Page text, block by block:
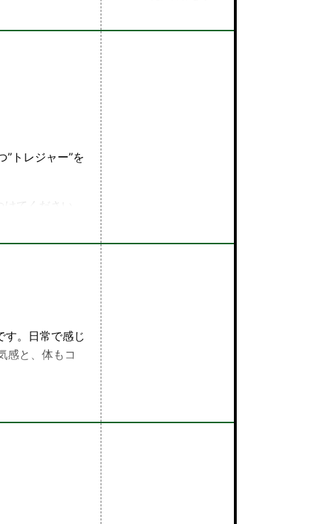
題、タケ小山
トレジャー”を
てください。
届けしま
す。日常で感じ
感と、体もコ